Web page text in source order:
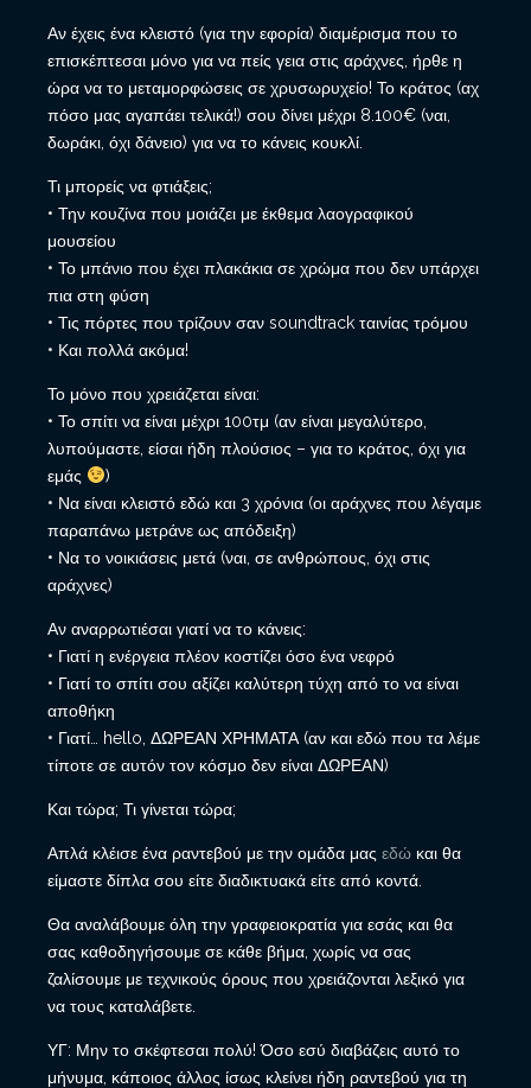
Αν έχεις ένα κλειστό (για την εφορία) διαμέρισμα που το
επισκέπτεσαι μόνο για να πείς γεια στις αράχνες, ήρθε η
ώρα να το μεταμορφώσεις σε χρυσωρυχείο! Το κράτος (αχ
πόσο μας αγαπάει τελικά!) σου δίνει μέχρι 8.100€ (ναι,
δωράκι, όχι δάνειο) για να το κάνεις κουκλί.
Τι μπορείς να φτιάξεις;
• Την κουζίνα που μοιάζει με έκθεμα λαογραφικού
μουσείου
• Το μπάνιο που έχει πλακάκια σε χρώμα που δεν υπάρχει
πια στη φύση
• Τις πόρτες που τρίζουν σαν soundtrack ταινίας τρόμου
• Και πολλά ακόμα!
Το μόνο που χρειάζεται είναι:
• Το σπίτι να είναι μέχρι 100τμ (αν είναι μεγαλύτερο,
λυπούμαστε, είσαι ήδη πλούσιος – για το κράτος, όχι για
εμάς
)
• Να είναι κλειστό εδώ και 3 χρόνια (οι αράχνες που λέγαμε
παραπάνω μετράνε ως απόδειξη)
• Να το νοικιάσεις μετά (ναι, σε ανθρώπους, όχι στις
αράχνες)
Αν αναρρωτιέσαι γιατί να το κάνεις:
• Γιατί η ενέργεια πλέον κοστίζει όσο ένα νεφρό
• Γιατί το σπίτι σου αξίζει καλύτερη τύχη από το να είναι
αποθήκη
• Γιατί… hello, ΔΩΡΕΑΝ ΧΡΗΜΑΤΑ (αν και εδώ που τα λέμε
τίποτε σε αυτόν τον κόσμο δεν είναι ΔΩΡΕΑΝ)
Και τώρα; Τι γίνεται τώρα;
Απλά κλέισε ένα ραντεβού με την ομάδα μας εδώ και θα
είμαστε δίπλα σου είτε διαδικτυακά είτε από κοντά.
Θα αναλάβουμε όλη την γραφειοκρατία για εσάς και θα
σας καθοδηγήσουμε σε κάθε βήμα, χωρίς να σας
ζαλίσουμε με τεχνικούς όρους που χρειάζονται λεξικό για
να τους καταλάβετε.
ΥΓ: Μην το σκέφτεσαι πολύ! Όσο εσύ διαβάζεις αυτό το
μήνυμα, κάποιος άλλος ίσως κλείνει ήδη ραντεβού για τη